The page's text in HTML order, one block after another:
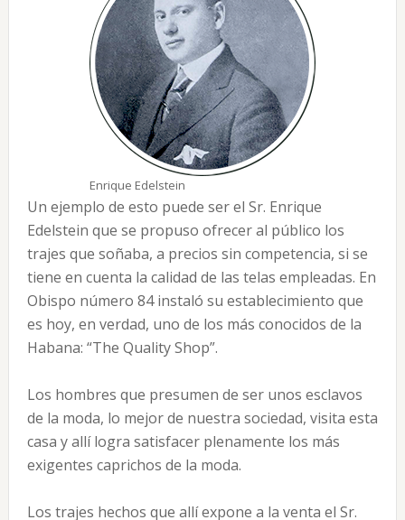
Enrique Edelstein
Un ejemplo de esto puede ser el Sr. Enrique
Edelstein que se propuso ofrecer al público los
trajes que soñaba, a precios sin competencia, si se
tiene en cuenta la calidad de las telas empleadas. En
Obispo número 84 instaló su establecimiento que
es hoy, en verdad, uno de los más conocidos de la
Habana: “The Quality Shop”.
Los hombres que presumen de ser unos esclavos
de la moda, lo mejor de nuestra sociedad, visita esta
casa y allí logra satisfacer plenamente los más
exigentes caprichos de la moda.
Los trajes hechos que allí expone a la venta el Sr.